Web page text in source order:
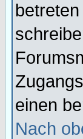
einen
Nach